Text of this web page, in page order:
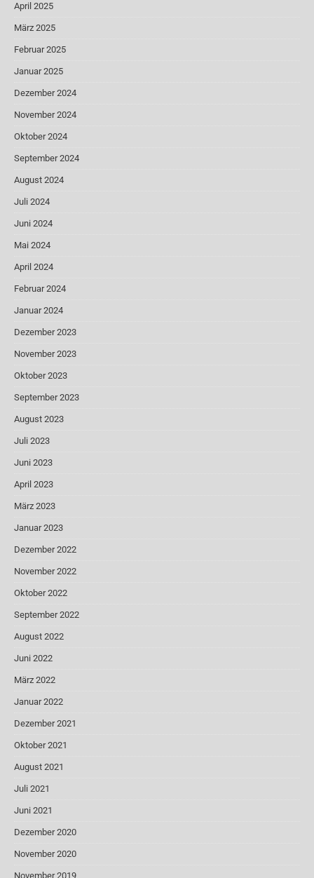
April 2025
März 2025
Februar 2025
Januar 2025
Dezember 2024
November 2024
Oktober 2024
September 2024
August 2024
Juli 2024
Juni 2024
Mai 2024
April 2024
Februar 2024
Januar 2024
Dezember 2023
November 2023
Oktober 2023
September 2023
August 2023
Juli 2023
Juni 2023
April 2023
März 2023
Januar 2023
Dezember 2022
November 2022
Oktober 2022
September 2022
August 2022
Juni 2022
März 2022
Januar 2022
Dezember 2021
Oktober 2021
August 2021
Juli 2021
Juni 2021
Dezember 2020
November 2020
November 2019